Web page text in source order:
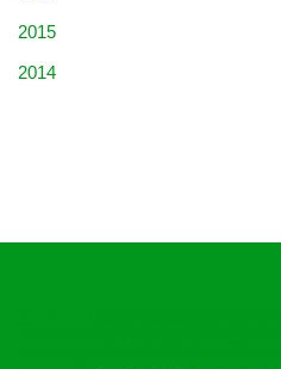
2015
2014